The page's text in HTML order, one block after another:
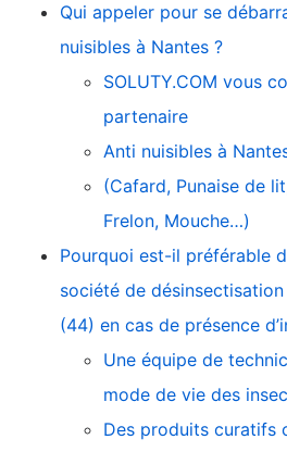
Qui appeler pour se
nuisibles à Nantes ?
SOLUTY.COM vous
partenaire
Anti nuisibles à
(Cafard, Punaise de
Frelon, Mouche…)
Pourquoi est-il préférable
société de
(44) en cas de présence
Une équipe de
mode de vie des
Des produits curatifs